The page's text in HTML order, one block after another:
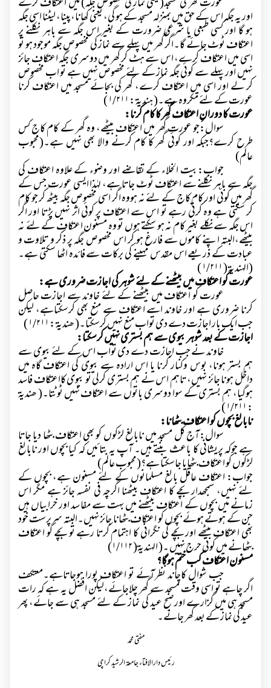
اور یہ جگہ اس کے حق میں بمنزلہ مسجد کے ہو گی، یعنی کھانا،پینا، لیٹنا اسی جگہ
ہو گا اور کسی طبعی یا شرعی ضرورت کے بغیر اس جگہ سے باہر نکلنے پر
اعتکاف ٹوٹ جائے گا۔اگر گھر میں پہلے سے نماز کی مخصوص جگہ موجود ہو تو
اسی میں اعتکاف کرے، اس سے ہٹ کر گھر میں دوسری جگہ اعتکاف جائز
نہیں اور پہلے سے کوئی جگہ نماز کے لئے مخصوص نہیں ہے تو اب مخصوص
کر لے اور اسی میں اعتکاف کرے، گھر کی بجائے مسجد میں اعتکاف کرنا
عورت کے لئے مکروہ ہے۔( ہندیۃ :۱/۲۱۱ )
عورت کا دورانِ اعتکاف گھر کا کام کرنا:
سوال:جو عورت گھر میں اعتکاف بیٹھے، وہ گھر کے کام کاج کس
طرح کرے؟جبکہ اور کوئی گھر کا کام کرنے والا بھی نہیں ہے۔(محبوب
عالم)
جواب:بیت الخلاء کے تقاضے اور وضوء کے علاوہ اعتکاف کی
جگہ سے باہر نکلنے سے اعتکاف ٹوٹ جاتا ہے، لہٰذا ایسی عورت جس کے
گھر میں کوئی اور کام کاج کے لئے نہ ہووہ اگر اسی مخصوص جگہ بیٹھ کر جو کام
کر سکتی ہے وہ کرتی رہے تو اس سے اعتکاف پر کوئی اثر نہیں پڑتا اور اگر
اس جگہ سے نکلے بغیر کام نہ ہو سکتے ہوں تو وہ مسنون اعتکاف کے لئے نہ
بیٹھے،البتہ اپنے کاموں سے فارغ ہو کر اس مخصوص جگہ پر ذکر و تلاوت و
عبادت کے ذریعے اس مقدس مہینے کی برکات سے فائدہ اٹھا سکتی ہے۔
(الہندیۃ (۱/۲۱۱ )
عورت کو اعتکاف میں بیٹھنے کے لئے شوہر کی اجازت ضروری ہے:
عورت کو اعتکاف میں بیٹھنے کے لئے خاوند سے اجازت حاصل
کرنا ضروری ہے اور خاوند اسے اعتکاف سے منع بھی کرسکتاہے، لیکن
جب ایک بار اجازت دے دی تواب منع نہیں کرسکتا۔( ھندیۃ :۱/۲۱۱ )
اجازت کے بعد شوہر بیوی سے ہم بستری نہیں کرسکتا:
خاوند نے جب اجازت دے دی تواب اس کے لئے بیوی سے
ہم بستر ہونا، بوس وکنار کرنا یا اس ارادہ سے بیوی کی اعتکاف گاہ میں
داخل ہونا جائز نہیں، تاہم اس نے ہم بستری کرلی تو بیوی کااعتکاف فاسد
ہوگیا، ہم بستری کے سوا دوسری باتوں سے اعتکاف نہیں ٹوٹتا۔( ھندیۃ
:۱/۲۱۱ )
نابالغ بچوں کو اعتکاف بٹھانا:
سوال:آج کل مسجد میں نابالغ لڑکوں کو بھی اعتکاف بٹھا دیا جاتا
ہے جوکہ پریشانی کا باعث بنتے ہیں۔ آپ یہ بتائیں کہ کیا بچوں اور نابالغ
لڑکوں کو اعتکاف بٹھایا جاسکتا ہے؟(محبوب عالم)
جواب: اعتکاف عاقل بالغ مسلمانوں کے لئے مسنون ہے، بچوں کے
لئے نہیں، سمجھدار بچے کا اعتکاف بیٹھنا اگرچہ فی نفسہ جائز ہے مگر اس
زمانے میں بچوں کے اعتکاف بیٹھنے میں بہت سے مفاسد اور خرابیاں ہیں
جن کے ہوتے ہوئے بچوں کو اعتکاف بٹھانا جائز نہیں۔البتہ سرپرست خود
بھی اعتکاف بیٹھے اور بچے کی نگرانی کا اہتمام کرتا رہے تو بچے کو اعتکاف
بٹھانے میں کوئی حرج نہیں ۔( الہندیۃ(۱/۱۱۲)
مسنون اعتکاف کب ختم ہوگا؟
جب شوال کاچاند نظرآئے تو اعتکاف پورا ہوجاتاہے۔معتکف
اگر چاہے تو اسی وقت مسجد سے گھر چلاجائے،لیکن افضل یہ ہے کہ رات
مسجد ہی میں گزارے اورصبح عید کی نماز کے لئے مسجد ہی سے جائے، پھر
عید کی نماز کے بعد گھر جائے۔
مفتی محمد
رئیس دارالافتاء جامعۃ الرشید کراچی